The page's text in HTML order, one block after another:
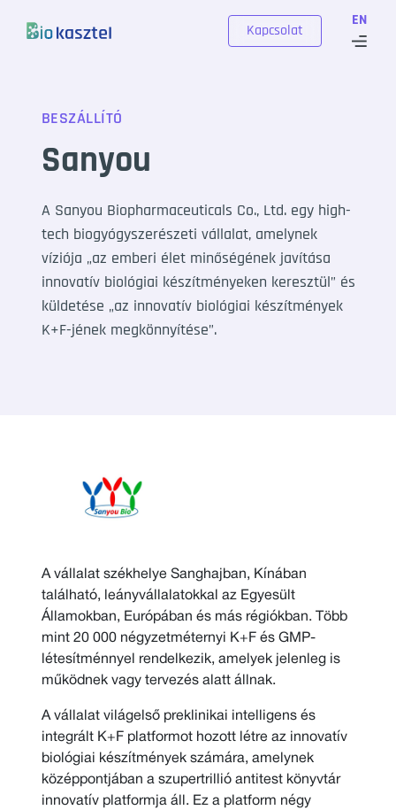
EN
Kapcsolat
BESZÁLLÍTÓ
Sanyou
A Sanyou Biopharmaceuticals Co., Ltd. egy high-
tech biogyógyszerészeti vállalat, amelynek
víziója „az emberi élet minőségének javítása
innovatív biológiai készítményeken keresztül” és
küldetése „az innovatív biológiai készítmények
K+F-jének megkönnyítése”.
A vállalat székhelye Sanghajban, Kínában
található, leányvállalatokkal az Egyesült
Államokban, Európában és más régiókban. Több
mint 20 000 négyzetméternyi K+F és GMP-
létesítménnyel rendelkezik, amelyek jelenleg is
működnek vagy tervezés alatt állnak.
A vállalat világelső preklinikai intelligens és
integrált K+F platformot hozott létre az innovatív
biológiai készítmények számára, amelynek
középpontjában a szupertrillió antitest könyvtár
innovatív platformja áll. Ez a platform négy